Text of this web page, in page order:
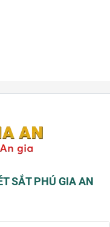
SẮT PHÚ GIA AN